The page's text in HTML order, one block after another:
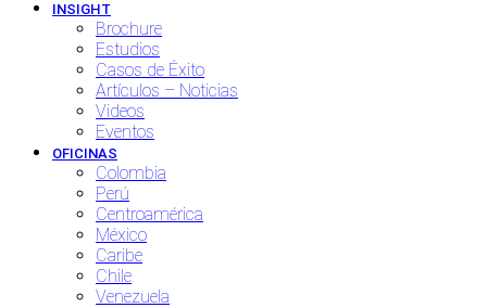
INSIGHT
Brochure
Estudios
Casos de Éxito
Artículos – Noticias
Videos
Eventos
OFICINAS
Colombia
Perú
Centroamérica
México
Caribe
Chile
Venezuela